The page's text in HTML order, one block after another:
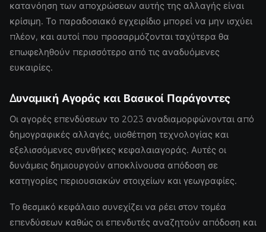
κατανόηση των αποχρώσεων αυτής της αλλαγής είναι
κρίσιμη. Το παραδοσιακό εγχειρίδιο μπορεί να μην ισχύει
πλέον, και αυτοί που προσαρμόζονται ταχύτερα θα
επωφεληθούν περισσότερο από τις αναδυόμενες
ευκαιρίες.
Δυναμική Αγοράς και Βασικοί Παράγοντες
Οι αγορές επενδύσεων το 2023 αναδιαμορφώνονται από
δημογραφικές αλλαγές, υιοθέτηση τεχνολογίας και
εξελισσόμενες συνθήκες κεφαλαιαγοράς. Αυτές οι
δυνάμεις δημιουργούν αποκλίνουσα απόδοση σε
κατηγορίες περιουσιακών στοιχείων και γεωγραφίες.
Το θεσμικό κεφάλαιο συνεχίζει να ρέει στον τομέα
επενδύσεων καθώς οι επενδυτές αναζητούν απόδοση και